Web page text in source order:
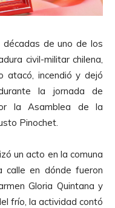
de uno de los
civil-militar chilena,
atacó, incendió y dejó
la jornada de
la Asamblea de la
Pinochet.
un acto en la comuna
calle en dónde fueron
Gloria Quintana y
frío, la actividad contó